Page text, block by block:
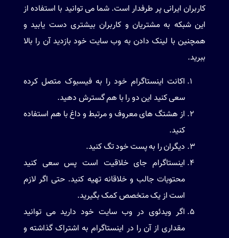
کاربران ایرانی پر طرفدار است. شما می توانید با استفاده از
این شبکه به مشتریان و کاربران بیشتری دست یابید و
همچنین با لینک دادن به وب سایت خود بازدید آن را بالا
ببرید.
اکانت اینستاگرام خود را به فیسبوک متصل کرده
سعی کنید این دو را با هم گسترش دهید.
از هشتگ های معروف و مرتبط و داغ با هم استفاده
کنید.
دیگران را به پست خود تگ کنید.
اینستاگرام جای خلاقیت است پس سعی کنید
محتویات جالب و خلاقانه تهیه کنید. حتی اگر لازم
است از یک متخصص کمک بگیرید.
اگر ویدئوی در وب سایت خود دارید می توانید
مقداری از آن را در اینستاگرام به اشتراک گذاشته و